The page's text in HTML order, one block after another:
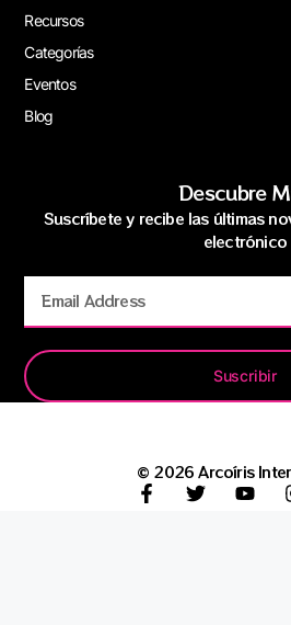
Recursos
Categorías
Eventos
Blog
Descubre
Suscríbete y recibe las últimas
electrónico
Suscribir
© 2026 Arcoíris